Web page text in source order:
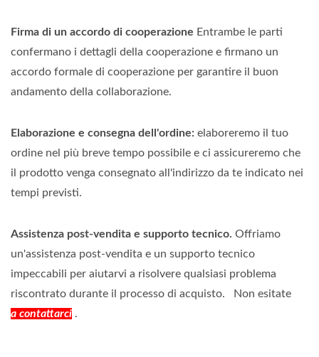
Firma di un accordo di cooperazione Entrambe le parti
confermano i dettagli della cooperazione e firmano un
accordo formale di cooperazione per garantire il buon
andamento della collaborazione.
Elaborazione e consegna dell'ordine: elaboreremo il tuo
ordine nel più breve tempo possibile e ci assicureremo che
il prodotto venga consegnato all'indirizzo da te indicato nei
tempi previsti.
Assistenza post-vendita e supporto tecnico. Offriamo
un'assistenza post-vendita e un supporto tecnico
impeccabili per aiutarvi a risolvere qualsiasi problema
riscontrato durante il processo di acquisto.
Non esitate
a contattarci .